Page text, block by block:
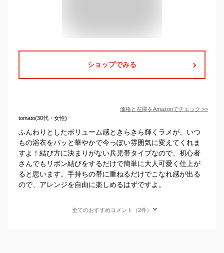
ショップでみる
価格と在庫をAmazonでチェック >>
tomato(30代・女性)
ふんわりとしたボリューム感ときらきら輝くラメが、いつ
もの浴衣をパッと華やかで今っぽい雰囲気に変えてくれま
すよ！結び方に決まりがない兵児帯タイプなので、初心者
さんでもリボン結びをするだけで簡単に大人可愛く仕上が
ると思います。手持ちの帯に重ねるだけでこなれ感が出る
ので、アレンジを自由に楽しめるはずですよ。
全てのおすすめコメント（2件）